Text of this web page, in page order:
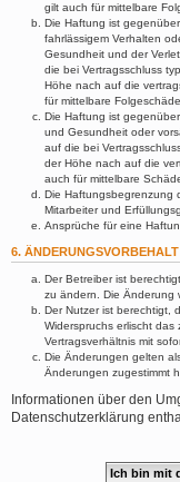
gilt auch für mittelbare
Die Haftung ist
fahrlässigem Verhalten
Gesundheit und der
die bei Vertragsschluss
Höhe nach auf die
für mittelbare
Die Haftung ist
und Gesundheit oder
auf die bei
der Höhe nach auf die
auch für mittelbare
Die Haftungsbegrenzung
Mitarbeiter und
Ansprüche für eine
6. ÄNDERUNGSVORBEHALT
Der Betreiber ist
zu ändern. Die Änderung
Der Nutzer ist berechtigt,
Widerspruchs erlischt
Vertragsverhältnis mit
Die Änderungen gelten
Änderungen zugestimmt
Informationen über den
Datenschutzerklärung